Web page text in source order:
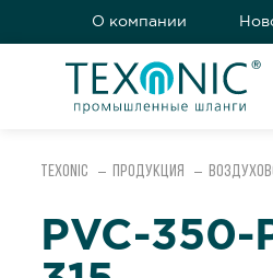
О компании
Texonic Продукция
PVC-